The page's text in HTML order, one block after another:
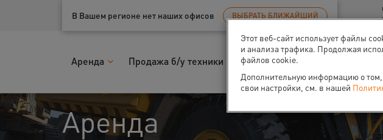
Ваш город:Нижний Новгород
В Вашем регионе нет наших офисов ВЫБРАТЬ БЛИЖАЙШИЙ
Аренда Продажа б/у техники Запчасти
Аренда
Этот веб-сайт использует файлы
и анализа трафика. Продолжая
файлов cookie.
Дополнительную информацию о
свои настройки, см. в нашей